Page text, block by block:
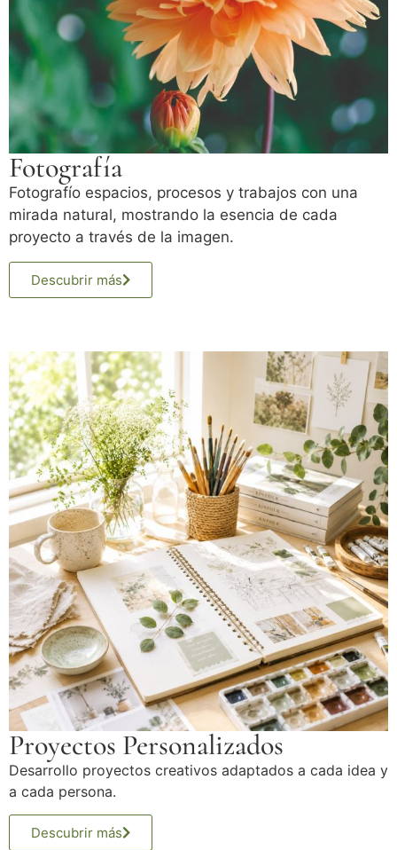
Fotografía
Fotografío espacios, procesos y trabajos con una
mirada natural, mostrando la esencia de cada
proyecto a través de la imagen.
Descubrir más
Proyectos Personalizados
Desarrollo proyectos creativos adaptados a cada idea y
a cada persona.
Descubrir más